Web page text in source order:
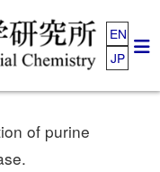
EN
JP
of purine